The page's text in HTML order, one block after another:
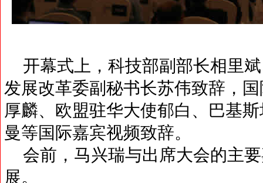
开幕式上，科技部副部长相里
发展改革委副秘书长苏伟致辞，
厚麟、欧盟驻华大使郁白、巴基
曼等国际嘉宾视频致辞。
会前，马兴瑞与出席大会的主
展。